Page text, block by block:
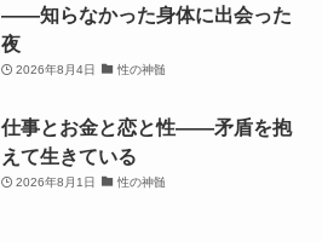
――知らなかった身体に出会った
夜
2026年8月4日 性の神髄
仕事とお金と恋と性——矛盾を抱
えて生きている
2026年8月1日 性の神髄